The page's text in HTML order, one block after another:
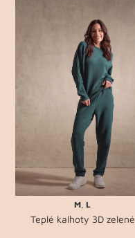
M,L
Teplé kalhoty 3D zelené